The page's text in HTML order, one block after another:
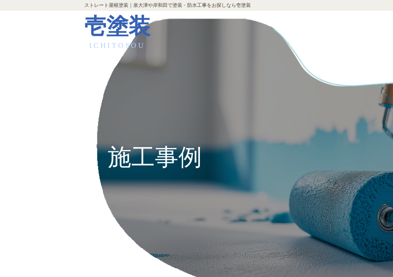
ストレート屋根塗装｜泉大津や岸和田で塗装・防水工事をお探しなら壱塗装
壱塗装
ICHITOSOU
施工事例